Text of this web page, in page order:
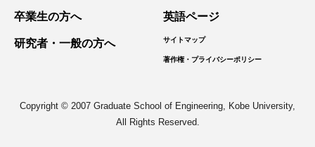
卒業生の方へ
研究者・一般の方へ
英語ページ
サイトマップ
著作権・プライバシーポリシー
Copyright © 2007 Graduate School of Engineering, Kobe University,
All Rights Reserved.